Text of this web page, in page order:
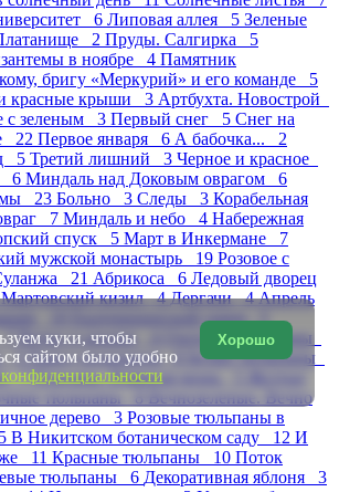
6 Липовая аллея 5 Зеленые
2 Пруды. Салгирка 5
в ноябре 4 Памятник
бригу «Меркурий» и его команде 5
красные крыши 3 Артбухта. Новострой
с зеленым 3 Первый снег 5 Снег на
22 Первое января 6 А бабочка... 2
5 Третий лишний 3 Черное и красное
6 Миндаль над Доковым оврагом 6
23 Больно 3 Следы 3 Корабельная
7 Миндаль и небо 4 Набережная
спуск 5 Март в Инкермане 7
мужской монастырь 19 Розовое с
21 Абрикоса 6 Ледовый дворец
Мартовский кизил 4Дергачи 4Апрель
10
Екатерининский сквер 5
7Ветки и крыши 4
Охота на тюльпаны
5Парад тюльпанов 8
Белые тюльпаны
7Платаны. Изящная мощь 5
тюльпаны 8
Вечнозеленые. Вечно
дерево 3 Розовые тюльпаны в
В Никитском ботаническом саду 12 И
11 Красные тюльпаны 10 Поток
тюльпаны 6 Декоративная яблоня 3
Хорошо
куки, чтобы
сайтом было удобно